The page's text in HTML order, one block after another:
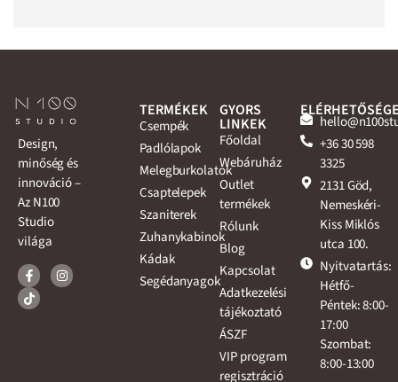
Design,
minőség és
innováció –
Az N100
Studio
világa
TERMÉKEK
Csempék
Padlólapok
Melegburkolatok
Csaptelepek
Szaniterek
Zuhanykabinok
Kádak
Segédanyagok
GYORS
LINKEK
Főoldal
Webáruház
Outlet
termékek
Rólunk
Blog
Kapcsolat
Adatkezelési
tájékoztató
ÁSZF
VIP program
regisztráció
+36 30 598
3325
2131 Göd,
Nemeskéri-
Kiss Miklós
utca 100.
Nyitvatartás:
Hétfő-
Péntek: 8:00-
17:00
Szombat:
8:00-13:00